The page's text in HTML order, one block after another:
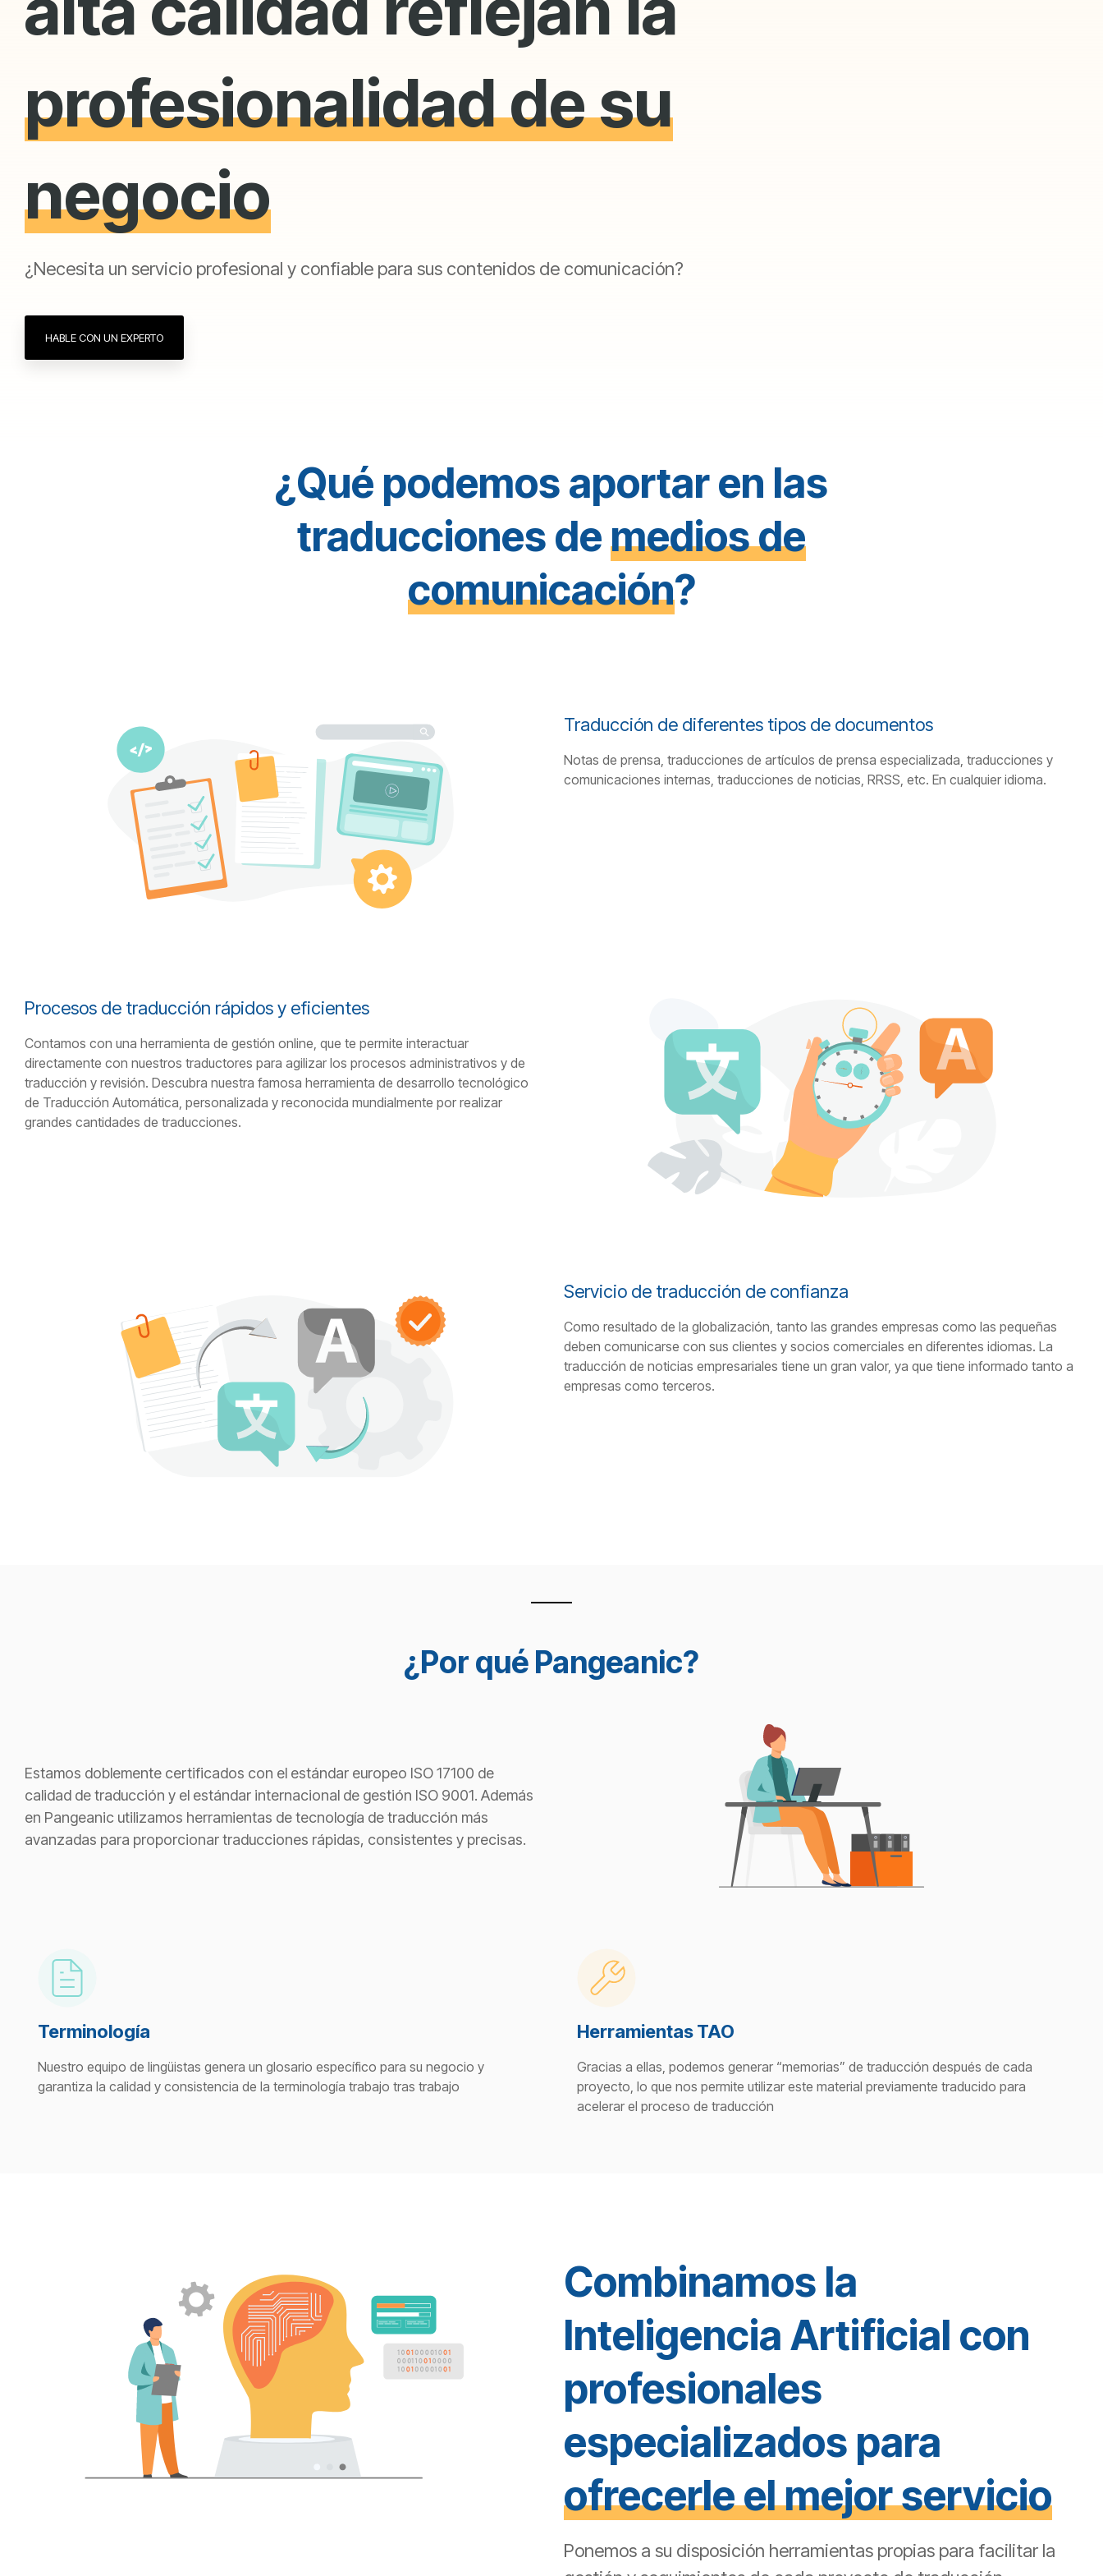
profesionalidad de su
negocio
¿Necesita un servicio profesional y confiable para sus contenidos de comunicación?
HABLE CON UN EXPERTO
¿Qué podemos aportar en las
traducciones demedios de
comunicación?
Traducción de diferentes tipos de documentos
Notas de prensa, traducciones de artículos de prensa especializada, traducciones y
comunicaciones internas, traducciones de noticias, RRSS, etc. En cualquier idioma.
Procesos de traducción rápidos y eficientes
Contamos con una herramienta de gestión online, que te permite interactuar
directamente con nuestros traductores para agilizar los procesos administrativos y de
traducción y revisión. Descubra nuestra famosa herramienta de desarrollo tecnológico
de Traducción Automática, personalizada y reconocida mundialmente por realizar
grandes cantidades de traducciones.
Servicio de traducción de confianza
Como resultado de la globalización, tanto las grandes empresas como las pequeñas
deben comunicarse con sus clientes y socios comerciales en diferentes idiomas. La
traducción de noticias empresariales tiene un gran valor, ya que tiene informado tanto a
empresas como terceros.
¿Por qué Pangeanic?
Estamos doblemente certificados con el estándar europeo ISO 17100 de
calidad de traducción y el estándar internacional de gestión ISO 9001. Además
en Pangeanic utilizamos herramientas de tecnología de traducción más
avanzadas para proporcionar traducciones rápidas, consistentes y precisas.
Terminología
Nuestro equipo de lingüistas genera un glosario específico para su negocio y
garantiza la calidad y consistencia de la terminología trabajo tras trabajo
Herramientas TAO
Gracias a ellas, podemos generar “memorias” de traducción después de cada
proyecto, lo que nos permite utilizar este material previamente traducido para
acelerar el proceso de traducción
Combinamos la
Inteligencia Artificial con
profesionales
especializados para
ofrecerle el mejor servicio
Ponemos a su disposición herramientas propias para facilitar la